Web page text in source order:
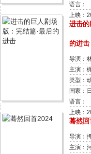
语言：
上映：
进击的
的进击
导演：
主演：
奈 神谷
类型：
国家：
语言：
上映：
蓦然
导演：
主演：